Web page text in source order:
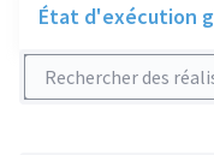
État d'exécution
Rechercher des